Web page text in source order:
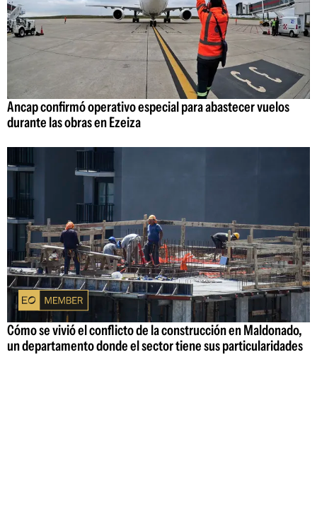
Ancap confirmó operativo especial para abastecer vuelos
durante las obras en Ezeiza
Cómo se vivió el conflicto de la construcción en Maldonado,
un departamento donde el sector tiene sus particularidades